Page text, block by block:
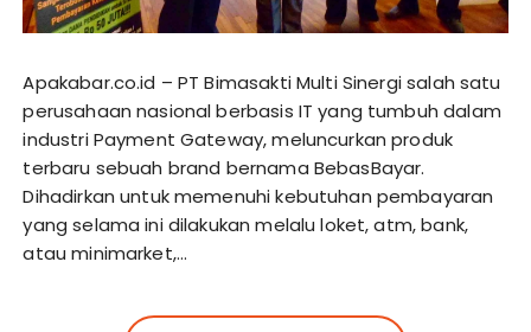
Apakabar.co.id – PT Bimasakti Multi Sinergi salah satu
perusahaan nasional berbasis IT yang tumbuh dalam
industri Payment Gateway, meluncurkan produk
terbaru sebuah brand bernama BebasBayar.
Dihadirkan untuk memenuhi kebutuhan pembayaran
yang selama ini dilakukan melalu loket, atm, bank,
atau minimarket,…